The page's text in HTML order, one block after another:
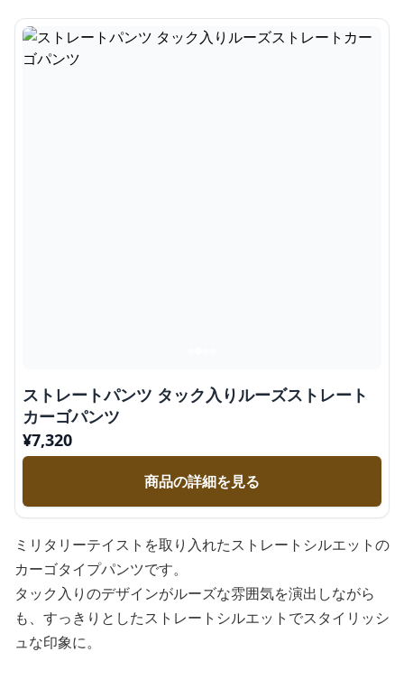
ストレートパンツ タック入りルーズストレート
カーゴパンツ
¥7,320
商品の詳細を見る
ミリタリーテイストを取り入れたストレートシルエットの
カーゴタイプパンツです。
タック入りのデザインがルーズな雰囲気を演出しながら
も、すっきりとしたストレートシルエットでスタイリッシ
ュな印象に。